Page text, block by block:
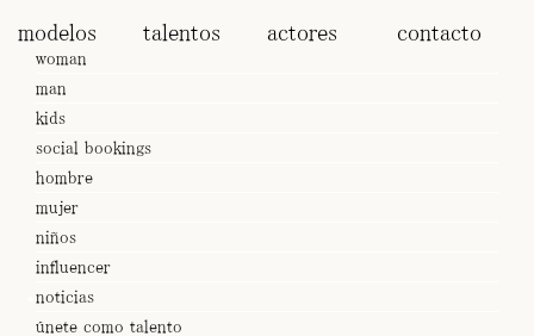
modelos talentos actores contacto
woman
man
kids
social bookings
hombre
mujer
niños
influencer
noticias
únete como talento